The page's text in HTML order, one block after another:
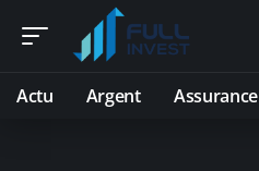
Actu Argent Assurance